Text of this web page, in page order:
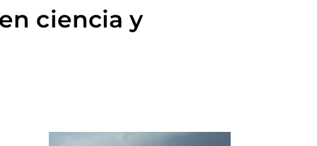
ciencia y